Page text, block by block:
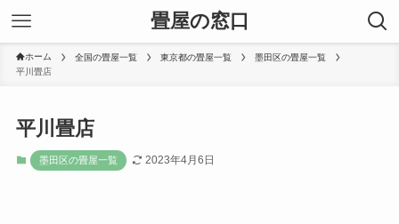
畳屋の窓口
ホーム 全国の畳屋一覧 東京都の畳屋一覧
墨田区の畳屋一覧
平川畳店
平川畳店
墨田区の畳屋一覧 2023年4月6日